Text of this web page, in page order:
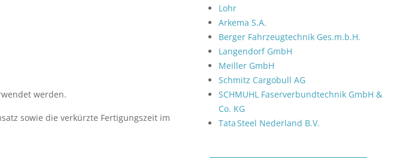
werden.
sowie die verkürzte Fertigungszeit im
Lohr
Arkema S.A.
Berger Fahrzeugtechnik Ges.m.b.H.
Langendorf GmbH
Meiller GmbH
Schmitz Cargobull AG
SCHMUHL Faserverbundtechnik GmbH &
Co. KG
Tata Steel Nederland B.V.